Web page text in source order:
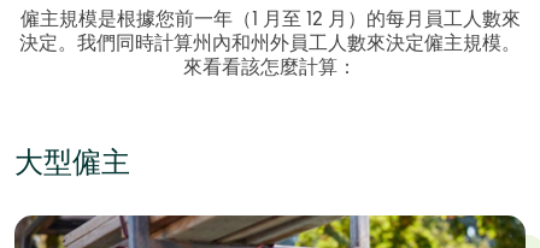
僱主規模是根據您前一年（1 月至 12 月）的每月員工人數來
決定。我們同時計算州內和州外員工人數來決定僱主規模。
來看看該怎麼計算：
大型僱主